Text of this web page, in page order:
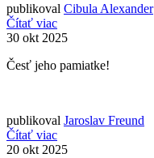
publikoval Cibula Alexander
Čítať viac
30 okt 2025
Česť jeho pamiatke!
publikoval Jaroslav Freund
Čítať viac
20 okt 2025